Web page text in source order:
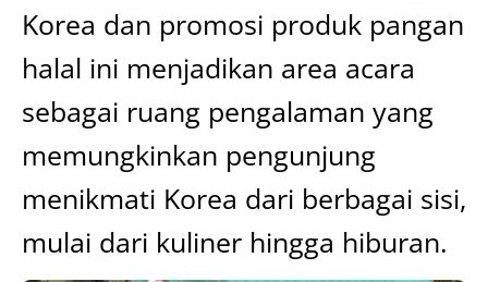
Korea dan promosi produk pangan
halal ini menjadikan area acara
sebagai ruang pengalaman yang
memungkinkan pengunjung
menikmati Korea dari berbagai sisi,
mulai dari kuliner hingga hiburan.